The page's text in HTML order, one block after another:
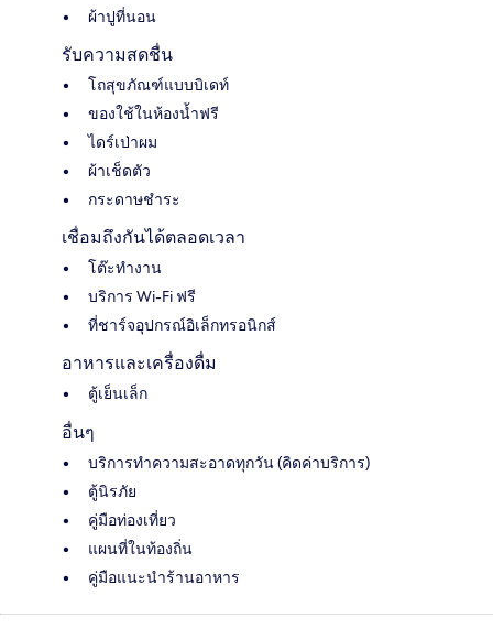
ผ้าปูที่นอน
รับความสดชื่น
โถสุขภัณฑ์แบบบิเดท์
ของใช้ในห้องน้ำฟรี
ไดร์เป่าผม
ผ้าเช็ดตัว
กระดาษชำระ
เชื่อมถึงกันได้ตลอดเวลา
โต๊ะทำงาน
บริการ Wi-Fi ฟรี
ที่ชาร์จอุปกรณ์อิเล็กทรอนิกส์
อาหารและเครื่องดื่ม
ตู้เย็นเล็ก
อื่นๆ
บริการทำความสะอาดทุกวัน (คิดค่าบริการ)
ตู้นิรภัย
คู่มือท่องเที่ยว
แผนที่ในท้องถิ่น
คู่มือแนะนำร้านอาหาร